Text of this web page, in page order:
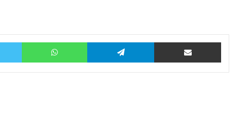
Twitter WhatsApp Telegram Compartir por correo